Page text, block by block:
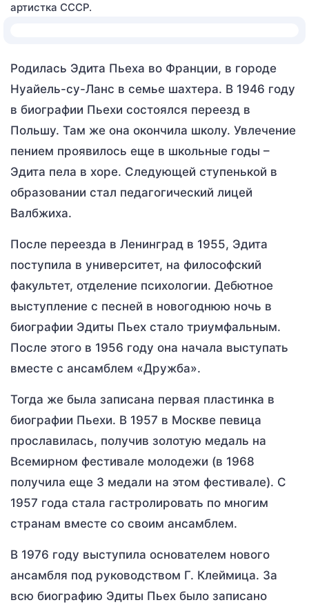
артистка СССР.
Родилась Эдита Пьеха во Франции, в городе
Нуайель-су-Ланс в семье шахтера. В 1946 году
в биографии Пьехи состоялся переезд в
Польшу. Там же она окончила школу. Увлечение
пением проявилось еще в школьные годы –
Эдита пела в хоре. Следующей ступенькой в
образовании стал педагогический лицей
Валбжиха.
После переезда в Ленинград в 1955, Эдита
поступила в университет, на философский
факультет, отделение психологии. Дебютное
выступление с песней в новогоднюю ночь в
биографии Эдиты Пьех стало триумфальным.
После этого в 1956 году она начала выступать
вместе с ансамблем «Дружба».
Тогда же была записана первая пластинка в
биографии Пьехи. В 1957 в Москве певица
прославилась, получив золотую медаль на
Всемирном фестивале молодежи (в 1968
получила еще 3 медали на этом фестивале). С
1957 года стала гастролировать по многим
странам вместе со своим ансамблем.
В 1976 году выступила основателем нового
ансамбля под руководством Г. Клеймица. За
всю биографию Эдиты Пьех было записано